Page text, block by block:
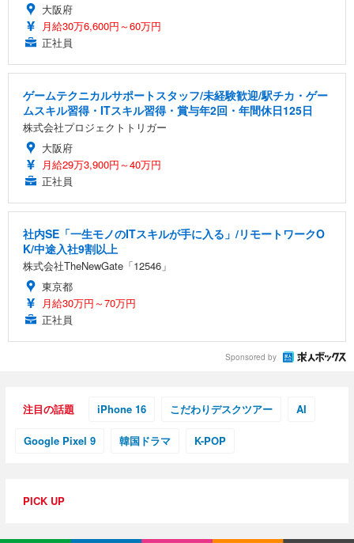
大阪府
月給30万6,600円～60万円
正社員
ゲームテクニカルサポートスタッフ/未経験歓迎/駅チカ・ゲー
ムスキル習得・ITスキル習得・賞与年2回・年間休日125日
株式会社プロジェクトトリガー
大阪府
月給29万3,900円～40万円
正社員
社内SE「一生モノのITスキルが手に入る」/リモートワークO
K/中途入社9割以上
株式会社TheNewGate「12546」
東京都
月給30万円～70万円
正社員
Sponsored by
注目の話題 iPhone 16 こだわりデスクツアー AI
Google Pixel 9 韓国ドラマ K-POP
PICK UP